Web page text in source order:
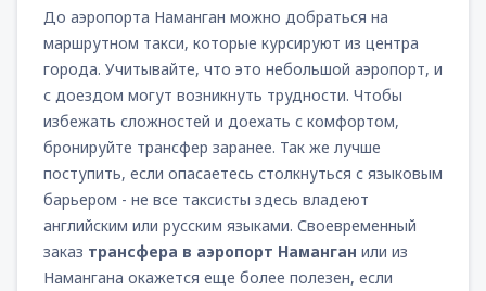
До аэропорта Наманган можно добраться на
маршрутном такси, которые курсируют из центра
города. Учитывайте, что это небольшой аэропорт, и
с доездом могут возникнуть трудности. Чтобы
избежать сложностей и доехать с комфортом,
бронируйте трансфер заранее. Так же лучше
поступить, если опасаетесь столкнуться с языковым
барьером - не все таксисты здесь владеют
английским или русским языками. Своевременный
заказ трансфера в аэропорт Наманган или из
Намангана окажется еще более полезен, если